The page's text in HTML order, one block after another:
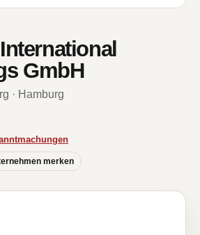
GmbH
· Hamburg
merken